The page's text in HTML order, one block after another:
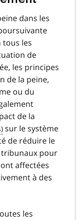
dans les
les
de
les principes
de la peine,
ou du
de la
covid
19
sur le système
de réduire le
tribunaux pour
affectées
à des
les